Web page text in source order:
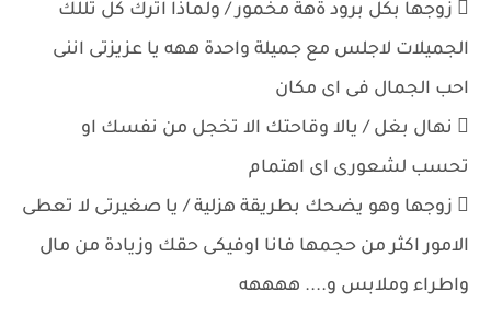
 زوجها بكل برود ةهة مخمور / ولماذا اترك كل تللك
الجميلات لاجلس مع جميلة واحدة ههه يا عزيزتى اننى
احب الجمال فى اى مكان
 نهال بغل / يالا وقاحتك الا تخجل من نفسك او
تحسب لشعورى اى اهتمام
 زوجها وهو يضحك بطريقة هزلية / يا صغيرتى لا تعطى
الامور اكثر من حجمها فانا اوفيكى حقك وزيادة من مال
واطراء وملابس و.... ههههه